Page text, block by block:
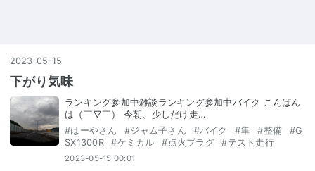
2023-05-15
下がり気味
ランキング参加中雑談ランキング参加中バイク こんばん
は（￣▽￣） 今朝、少しだけ走…
#はーやさん #ジャム子さん #バイク #隼 #整備 #G
SX1300R
#ケミカル #点火プラグ #テスト走行
2023-05-15 00:01